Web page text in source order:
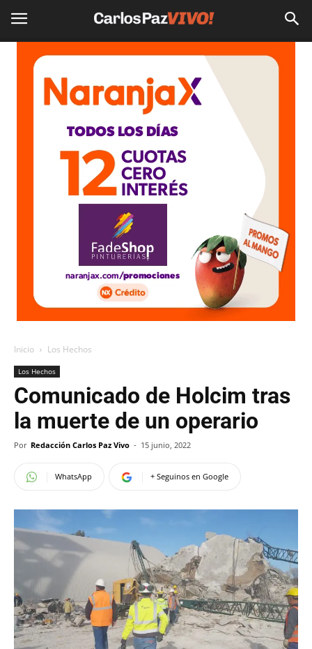
Inicio Los Hechos
Los Hechos
Comunicado de Holcim tras
la muerte de un operario
Por Redacción Carlos Paz Vivo - 15 junio, 2022
WhatsApp + Seguinos en Google